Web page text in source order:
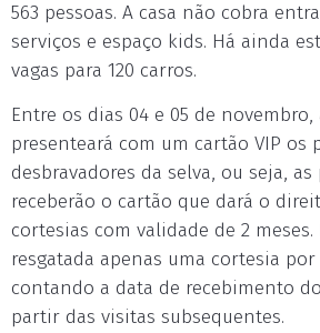
563 pessoas. A casa não cobra
serviços e espaço kids. Há ainda
vagas para 120 carros.
Entre os dias 04 e 05 de
presenteará com um cartão VIP os
desbravadores da selva, ou seja,
receberão o cartão que dará o
cortesias com validade de 2 meses.
resgatada apenas uma cortesia
contando a data de recebimento
partir das visitas subsequentes.